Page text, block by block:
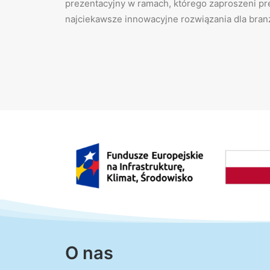
prezentacyjny w ramach, którego zaproszeni
najciekawsze innowacyjne rozwiązania dla
O nas